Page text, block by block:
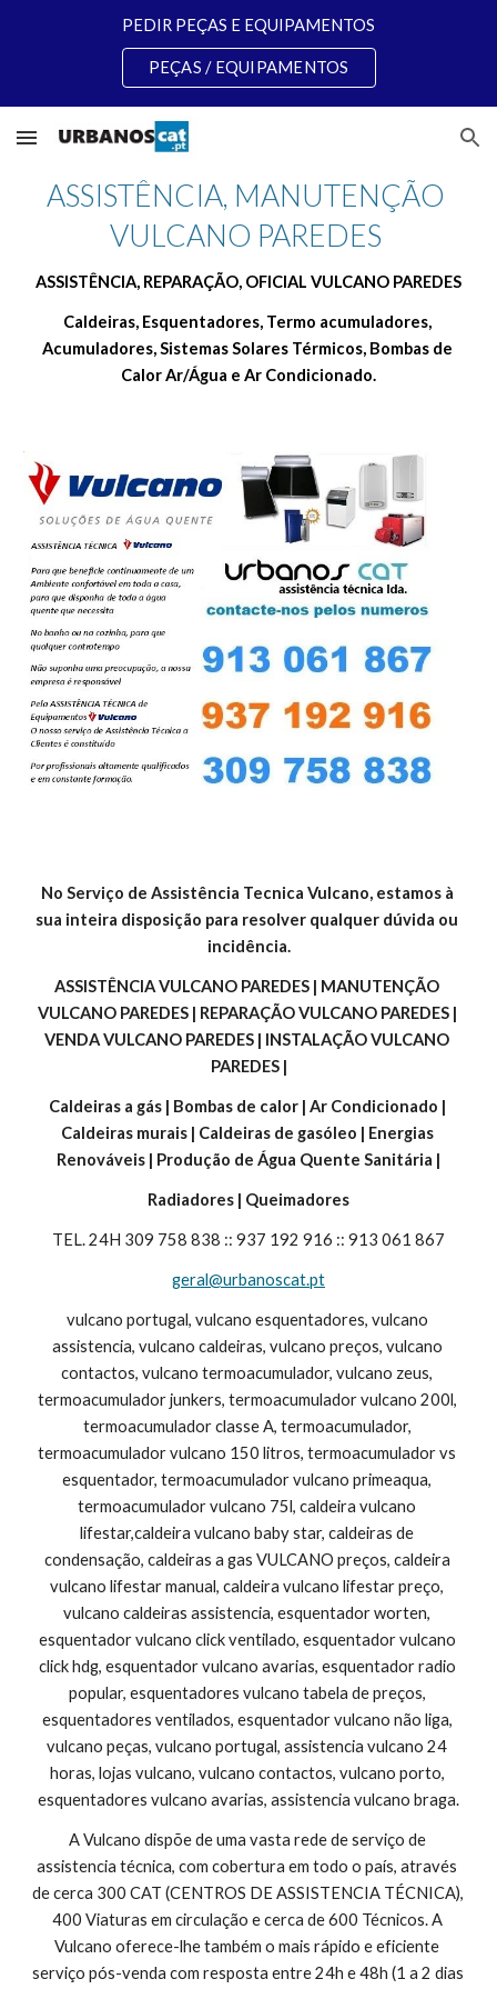
PEDIR PEÇAS E EQUIPAMENTOS
PEÇAS / EQUIPAMENTOS
ASSISTÊNCIA, MANUTENÇÃO
VULCANO PAREDES
ASSISTÊNCIA, REPARAÇÃO, OFICIAL VULCANO PAREDES
Caldeiras, Esquentadores, Termo acumuladores,
Acumuladores, Sistemas Solares Térmicos, Bombas de
Calor Ar/Água e Ar Condicionado.
No Serviço de Assistência Tecnica Vulcano, estamos à
sua inteira disposição para resolver qualquer dúvida ou
incidência.
ASSISTÊNCIA VULCANO PAREDES | MANUTENÇÃO
VULCANO PAREDES | REPARAÇÃO VULCANO PAREDES |
VENDA VULCANO PAREDES | INSTALAÇÃO VULCANO
PAREDES |
Caldeiras a gás | Bombas de calor | Ar Condicionado |
Caldeiras murais | Caldeiras de gasóleo | Energias
Renováveis | Produção de Água Quente Sanitária |
Radiadores | Queimadores
TEL. 24H 309 758 838 :: 937 192 916 :: 913 061 867
geral@urbanoscat.pt
vulcano portugal, vulcano esquentadores, vulcano
assistencia, vulcano caldeiras, vulcano preços, vulcano
contactos, vulcano termoacumulador, vulcano zeus,
termoacumulador junkers, termoacumulador vulcano 200l,
termoacumulador classe A, termoacumulador,
termoacumulador vulcano 150 litros, termoacumulador vs
esquentador, termoacumulador vulcano primeaqua,
termoacumulador vulcano 75l, caldeira vulcano
lifestar,caldeira vulcano baby star, caldeiras de
condensação, caldeiras a gas VULCANO preços, caldeira
vulcano lifestar manual, caldeira vulcano lifestar preço,
vulcano caldeiras assistencia, esquentador worten,
esquentador vulcano click ventilado, esquentador vulcano
click hdg, esquentador vulcano avarias, esquentador radio
popular, esquentadores vulcano tabela de preços,
esquentadores ventilados, esquentador vulcano não liga,
vulcano peças, vulcano portugal, assistencia vulcano 24
horas, lojas vulcano, vulcano contactos, vulcano porto,
esquentadores vulcano avarias, assistencia vulcano braga.
A Vulcano dispõe de uma vasta rede de serviço de
assistencia técnica, com cobertura em todo o país, através
de cerca 300 CAT (CENTROS DE ASSISTENCIA TÉCNICA),
400 Viaturas em circulação e cerca de 600 Técnicos. A
Vulcano oferece-lhe também o mais rápido e eficiente
serviço pós-venda com resposta entre 24h e 48h (1 a 2 dias